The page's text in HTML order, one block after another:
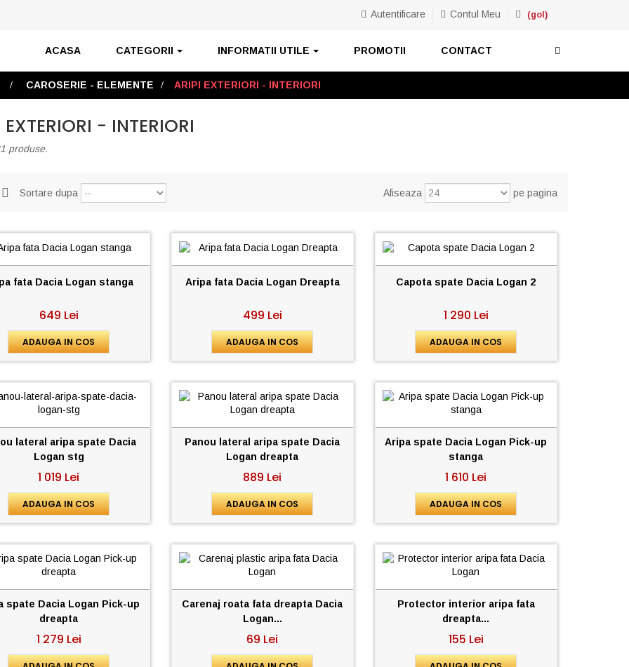
(gol)
Autentificare Contul Meu
ACASA CATEGORII INFORMATII UTILE PROMOTII CONTACT
> CAROSERIE - ELEMENTE > ARIPI EXTERIORI - INTERIORI
- INTERIORI
produse.
Sortare dupa Afiseaza pe pagina
fata Dacia Logan stanga
649 Lei
ADAUGA IN COS
Aripa fata Dacia Logan Dreapta
499 Lei
ADAUGA IN COS
Capota spate Dacia Logan 2
1 290 Lei
ADAUGA IN COS
lateral aripa spate Dacia
Logan stg
1 019 Lei
ADAUGA IN COS
Panou lateral aripa spate Dacia
Logan dreapta
889 Lei
ADAUGA IN COS
Aripa spate Dacia Logan Pick-up
stanga
1 610 Lei
ADAUGA IN COS
spate Dacia Logan Pick-up
dreapta
1 279 Lei
Carenaj roata fata dreapta Dacia
Logan...
69 Lei
Protector interior aripa fata
dreapta...
155 Lei